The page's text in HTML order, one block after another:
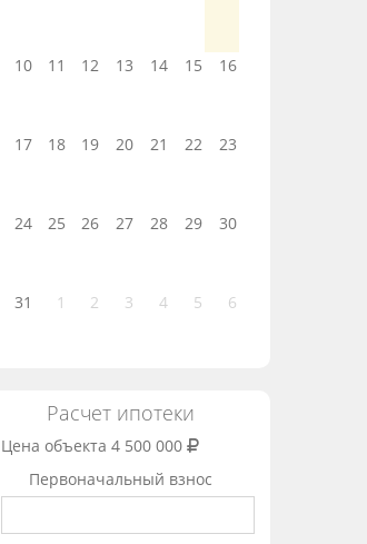
10 11 12 13 14 15 16
17 18 19 20 21 22 23
24 25 26 27 28 29 30
31 1 2 3 4 5 6
Расчет ипотеки
Цена объекта 4 500 000
Первоначальный взнос